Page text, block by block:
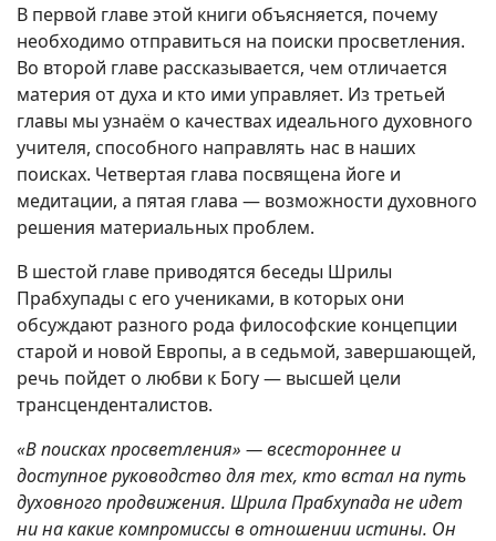
В первой главе этой книги объясняется, почему
необходимо отправиться на поиски просветления.
Во второй главе рассказывается, чем отличается
материя от духа и кто ими управляет. Из третьей
главы мы узнаём о качествах идеального духовного
учителя, способного направлять нас в наших
поисках. Четвертая глава посвящена йоге и
медитации, а пятая глава — возможности духовного
решения материальных проблем.
В шестой главе приводятся беседы Шрилы
Прабхупады с его учениками, в которых они
обсуждают разного рода философские концепции
старой и новой Европы, а в седьмой, завершающей,
речь пойдет о любви к Богу — высшей цели
трансценденталистов.
«В поисках просветления» — всестороннее и
доступное руководство для тех, кто встал на путь
духовного продвижения. Шрила Прабхупада не идет
ни на какие компромиссы в отношении истины. Он